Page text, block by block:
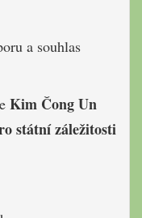
a souhlas
Kim Čong Un
státní záležitosti